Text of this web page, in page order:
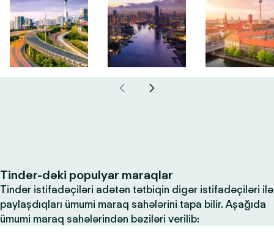
Tinder-dəki populyar maraqlar
Tinder istifadəçiləri adətən tətbiqin digər istifadəçiləri ilə
paylaşdıqları ümumi maraq sahələrini tapa bilir. Aşağıda
ümumi maraq sahələrindən bəziləri verilib: